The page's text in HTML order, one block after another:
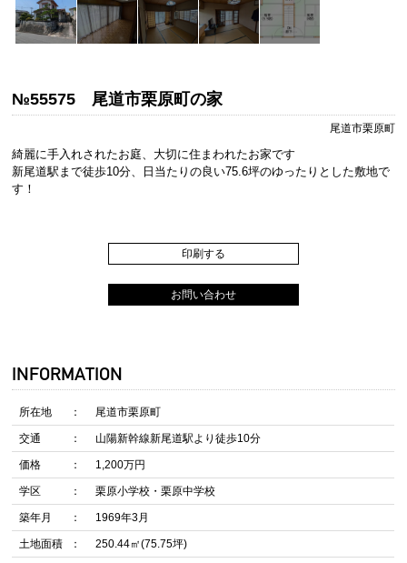
№55575 尾道市栗原町の家
尾道市栗原町
綺麗に手入れされたお庭、大切に住まわれたお家です
新尾道駅まで徒歩10分、日当たりの良い75.6坪のゆったりとした敷地で
す！
印刷する
お問い合わせ
INFORMATION
所在地 尾道市栗原町
交通 山陽新幹線新尾道駅より徒歩10分
価格 1,200万円
学区 栗原小学校・栗原中学校
築年月 1969年3月
土地面積 250.44㎡(75.75坪)